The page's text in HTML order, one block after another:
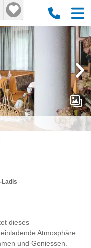
Ladis
dieses
Atmosphäre
und Geniessen.